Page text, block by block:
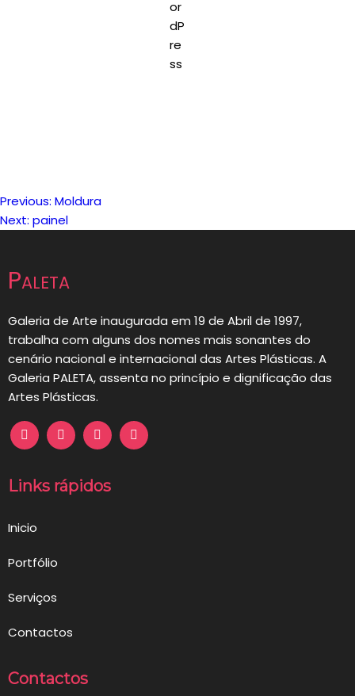
Navegação
artigos
Previous: Moldura
Next: painel
Paleta
Galeria de Arte inaugurada em 19 de Abril de 1997,
trabalha com alguns dos nomes mais sonantes do
cenário nacional e internacional das Artes Plásticas. A
Galeria PALETA, assenta no princípio e dignificação das
Artes Plásticas.
Links rápidos
Inicio
Portfólio
Serviços
Contactos
Contactos